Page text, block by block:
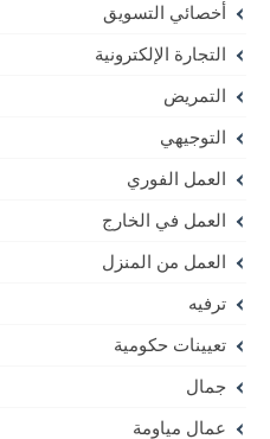
أخصائي التسويق
التجارة الإلكترونية
التمريض
التوجيهي
العمل الفوري
العمل في الخارج
العمل من المنزل
ترفيه
تعيينات حكومية
جمال
عمال مياومة